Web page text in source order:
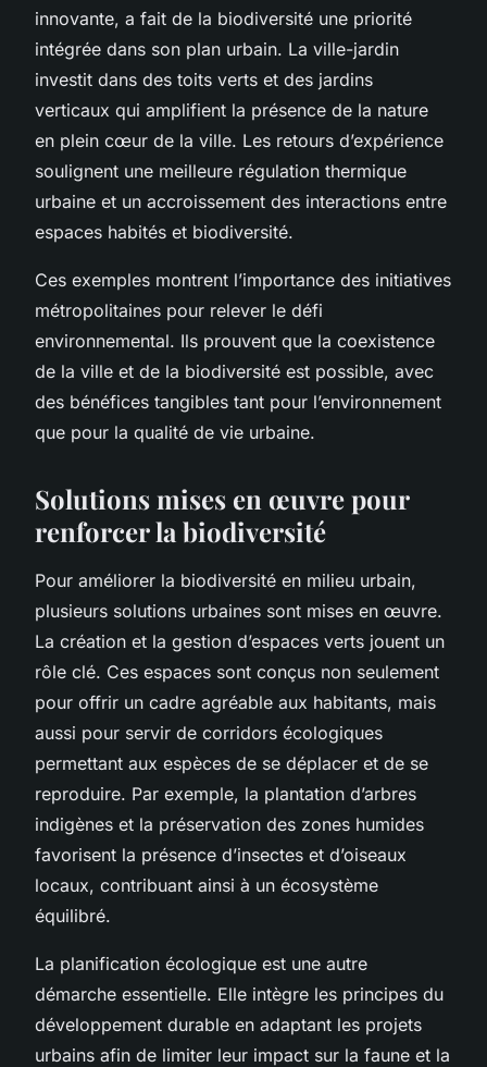
innovante, a fait de la biodiversité une priorité
intégrée dans son plan urbain. La ville-jardin
investit dans des toits verts et des jardins
verticaux qui amplifient la présence de la nature
en plein cœur de la ville. Les retours d’expérience
soulignent une meilleure régulation thermique
urbaine et un accroissement des interactions entre
espaces habités et biodiversité.
Ces exemples montrent l’importance des initiatives
métropolitaines pour relever le défi
environnemental. Ils prouvent que la coexistence
de la ville et de la biodiversité est possible, avec
des bénéfices tangibles tant pour l’environnement
que pour la qualité de vie urbaine.
Solutions mises en œuvre pour
renforcer la biodiversité
Pour améliorer la biodiversité en milieu urbain,
plusieurs solutions urbaines sont mises en œuvre.
La création et la gestion d’espaces verts jouent un
rôle clé. Ces espaces sont conçus non seulement
pour offrir un cadre agréable aux habitants, mais
aussi pour servir de corridors écologiques
permettant aux espèces de se déplacer et de se
reproduire. Par exemple, la plantation d’arbres
indigènes et la préservation des zones humides
favorisent la présence d’insectes et d’oiseaux
locaux, contribuant ainsi à un écosystème
équilibré.
La planification écologique est une autre
démarche essentielle. Elle intègre les principes du
développement durable en adaptant les projets
urbains afin de limiter leur impact sur la faune et la